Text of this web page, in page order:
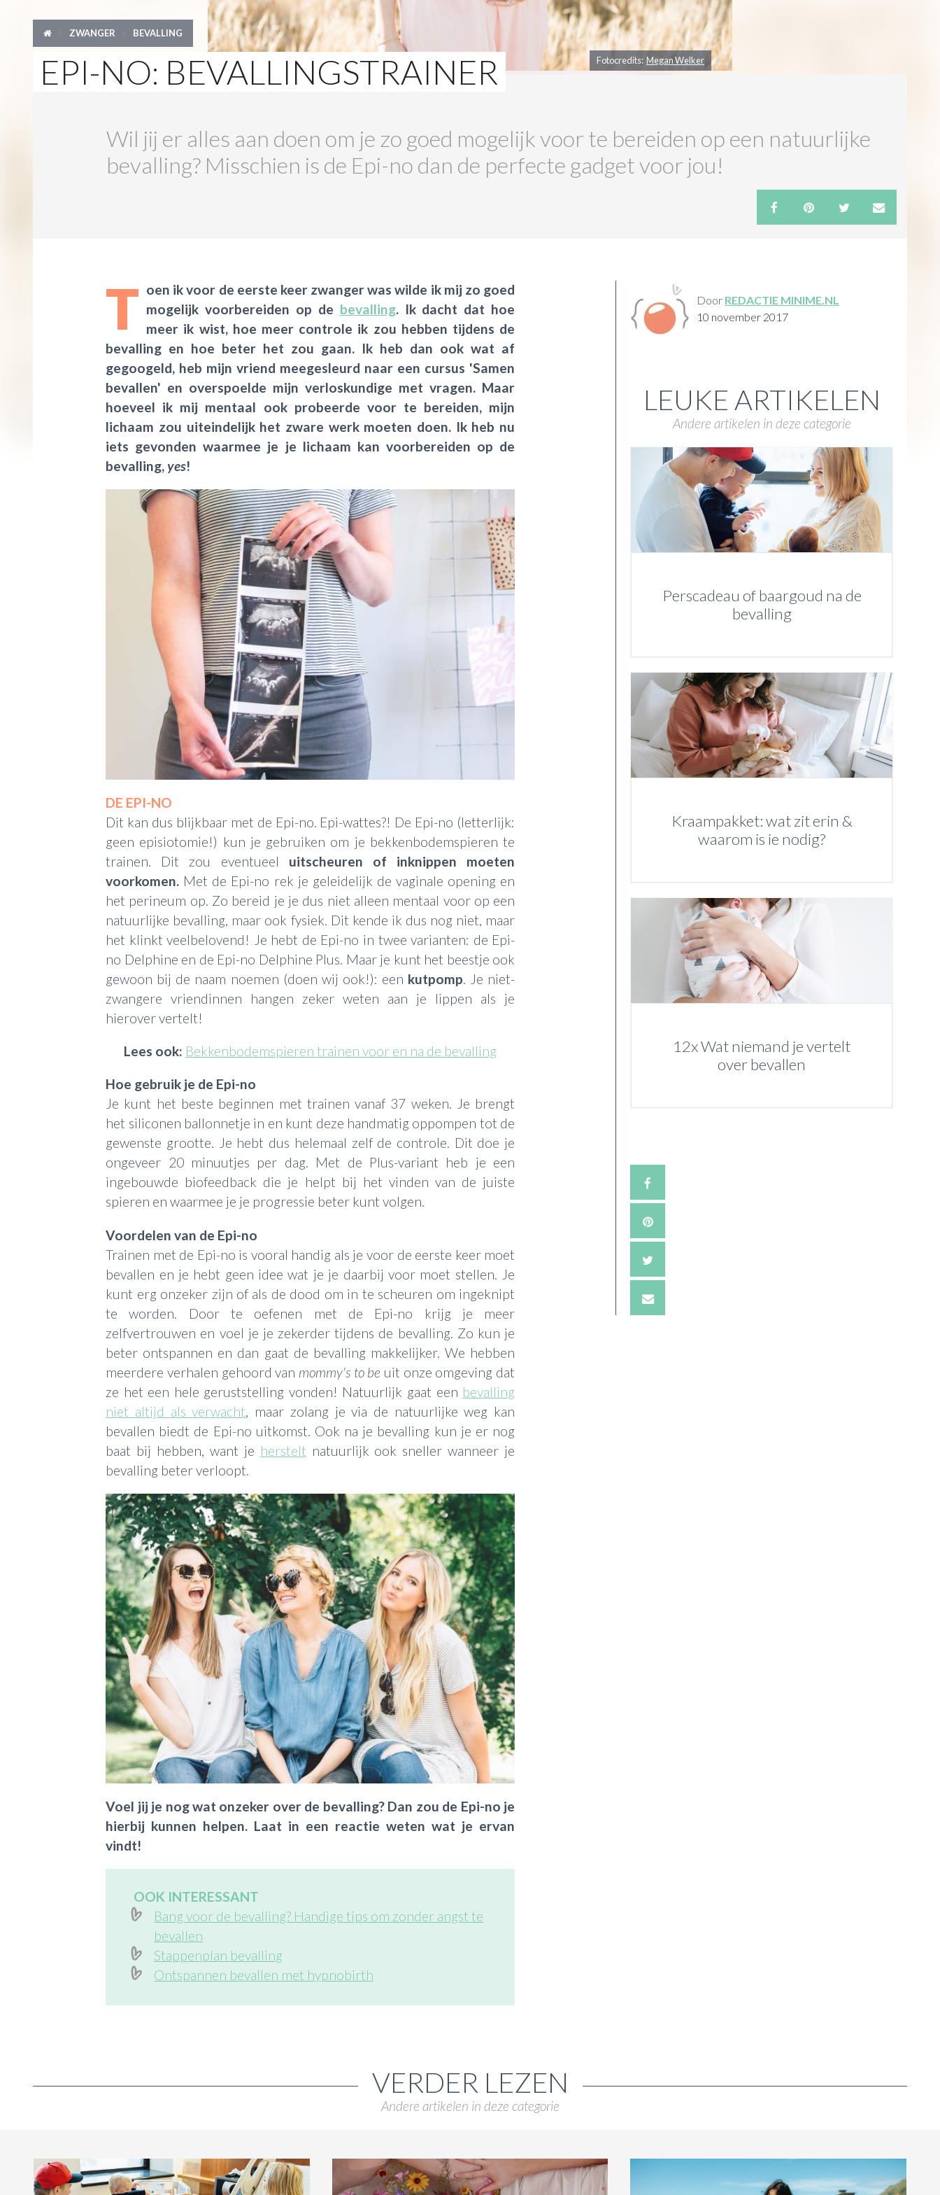
Fotocredits: Megan Welker
ZWANGER BEVALLING
EPI-NO: BEVALLINGSTRAINER
Wil jij er alles aan doen om je zo goed mogelijk voor te bereiden op een natuurlijke
bevalling? Misschien is de Epi-no dan de perfecte gadget voor jou!
T oen ik voor de eerste keer zwanger was wilde ik mij zo goed
mogelijk voorbereiden op de bevalling. Ik dacht dat hoe
meer ik wist, hoe meer controle ik zou hebben tijdens de
bevalling en hoe beter het zou gaan. Ik heb dan ook wat af
gegoogeld, heb mijn vriend meegesleurd naar een cursus 'Samen
bevallen' en overspoelde mijn verloskundige met vragen. Maar
hoeveel ik mij mentaal ook probeerde voor te bereiden, mijn
lichaam zou uiteindelijk het zware werk moeten doen. Ik heb nu
iets gevonden waarmee je je lichaam kan voorbereiden op de
bevalling,yes!
DE EPI-NO
Dit kan dus blijkbaar met de Epi-no. Epi-wattes?! De Epi-no (letterlijk:
geen episiotomie!) kun je gebruiken om je bekkenbodemspieren te
trainen. Dit zou eventueel uitscheuren of inknippen moeten
voorkomen. Met de Epi-no rek je geleidelijk de vaginale opening en
het perineum op. Zo bereid je je dus niet alleen mentaal voor op een
natuurlijke bevalling, maar ook fysiek. Dit kende ik dus nog niet, maar
het klinkt veelbelovend! Je hebt de Epi-no in twee varianten: de Epi-
no Delphine en de Epi-no Delphine Plus. Maar je kunt het beestje ook
gewoon bij de naam noemen (doen wij ook!): een kutpomp. Je niet-
zwangere vriendinnen hangen zeker weten aan je lippen als je
hierover vertelt!
Lees ook: Bekkenbodemspieren trainen voor en na de bevalling
Hoe gebruik je de Epi-no
Je kunt het beste beginnen met trainen vanaf 37 weken. Je brengt
het siliconen ballonnetje in en kunt deze handmatig oppompen tot de
gewenste grootte. Je hebt dus helemaal zelf de controle. Dit doe je
ongeveer 20 minuutjes per dag. Met de Plus-variant heb je een
ingebouwde biofeedback die je helpt bij het vinden van de juiste
spieren en waarmee je je progressie beter kunt volgen.
Voordelen van de Epi-no
Trainen met de Epi-no is vooral handig als je voor de eerste keer moet
bevallen en je hebt geen idee wat je je daarbij voor moet stellen. Je
kunt erg onzeker zijn of als de dood om in te scheuren om ingeknipt
te worden. Door te oefenen met de Epi-no krijg je meer
zelfvertrouwen en voel je je zekerder tijdens de bevalling. Zo kun je
beter ontspannen en dan gaat de bevalling makkelijker. We hebben
meerdere verhalen gehoord van mommy's to be uit onze omgeving dat
ze het een hele geruststelling vonden! Natuurlijk gaat een bevalling
niet altijd als verwacht , maar zolang je via de natuurlijke weg kan
bevallen biedt de Epi-no uitkomst. Ook na je bevalling kun je er nog
baat bij hebben, want je herstelt natuurlijk ook sneller wanneer je
bevalling beter verloopt.
Voel jij je nog wat onzeker over de bevalling? Dan zou de Epi-no je
hierbij kunnen helpen. Laat in een reactie weten wat je ervan
vindt!
OOK INTERESSANT
Bang voor de bevalling? Handige tips om zonder angst te
bevallen
Stappenplan bevalling
Ontspannen bevallen met hypnobirth
Door REDACTIE MINIME.NL
10 november 2017
LEUKE ARTIKELEN
Andere artikelen in deze categorie
Perscadeau of baargoud na de
bevalling
Kraampakket: wat zit erin &
waarom is ie nodig?
12x Wat niemand je vertelt
over bevallen
VERDER LEZEN
Andere artikelen in deze categorie